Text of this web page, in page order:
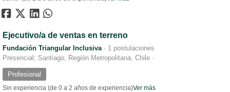
Ejecutivo/a de ventas en terreno
Fundación Triangular Inclusiva ·
Presencial; Santiago, Región Metropolitana, Chile ·
1 postulaciones
Profesional
Sin experiencia (de 0 a 2 años de experiencia)Ver más